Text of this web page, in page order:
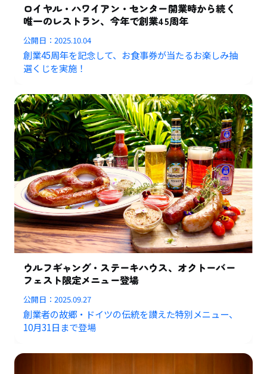
ロイヤル・ハワイアン・センター開業時から続く
唯一のレストラン、今年で創業45周年
公開日：2025.10.04
創業45周年を記念して、お食事券が当たるお楽しみ抽
選くじを実施！
ウルフギャング・ステーキハウス、オクトーバー
フェスト限定メニュー登場
公開日：2025.09.27
創業者の故郷・ドイツの伝統を讃えた特別メニュー、
10月31日まで登場